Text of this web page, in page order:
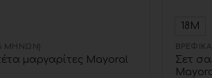
ΜΗΝΏΝ)
μαργαρίτες Mayoral
18Μ
Σετ